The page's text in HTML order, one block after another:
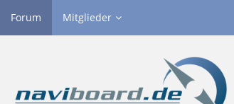
Forum Mitglieder